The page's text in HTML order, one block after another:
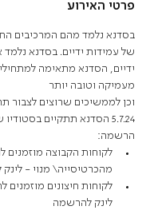
פרטי האירוע
בסדנא נלמד מהם המרכיבים
של עמידות ידיים. בסדנא
ידיים, הסדנא מתאימה
מעמיקה וטובה יותר
וכן לממשיכים שרוצים לצבור
5.7.24 הסדנא תתקיים בסטודיו שלנו בנמל תל אביב בשעה 14:45 ביום שישי
הרשמה:
לקוחות הקבוצה מוזמנים
מהכרטיסייה\ מנוי -
לקוחות חיצונים מוזמנים
לינק להרשמה